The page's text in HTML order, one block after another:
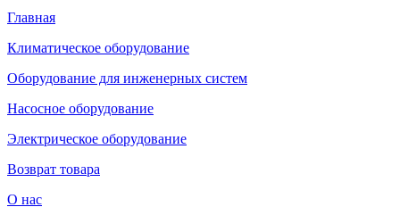
Главная
Климатическое оборудование
Оборудование для инженерных систем
Насосное оборудование
Электрическое оборудование
Возврат товара
О нас